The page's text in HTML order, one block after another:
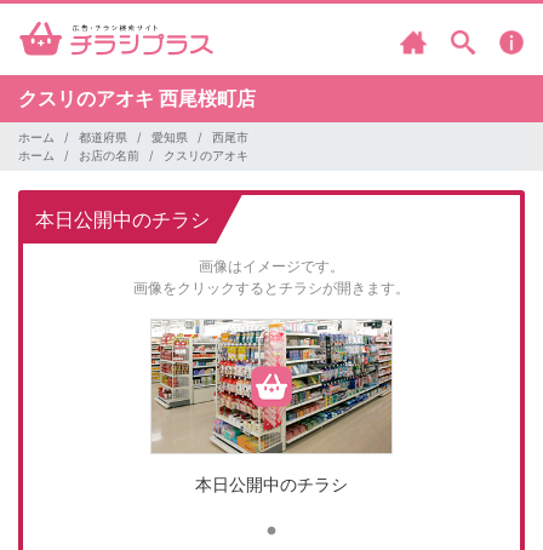
クスリのアオキ 西尾桜町店
ホーム 都道府県 愛知県
西尾市
ホーム
お店の名前 クスリのアオキ
本日公開中のチラシ
画像はイメージです。
画像をクリックするとチラシが開きます。
本日公開中のチラシ